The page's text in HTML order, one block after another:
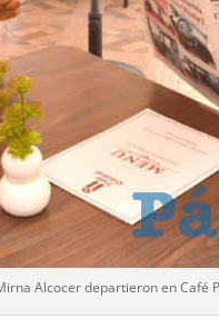
Alcocer departieron en Café